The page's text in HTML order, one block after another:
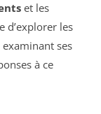
et les
d’explorer les
ses
à ce